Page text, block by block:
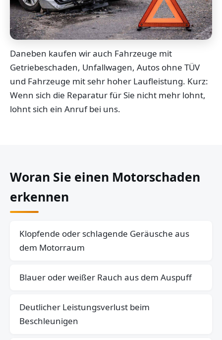
Daneben kaufen wir auch Fahrzeuge mit
Getriebeschaden, Unfallwagen, Autos ohne TÜV
und Fahrzeuge mit sehr hoher Laufleistung. Kurz:
Wenn sich die Reparatur für Sie nicht mehr lohnt,
lohnt sich ein Anruf bei uns.
Woran Sie einen Motorschaden
erkennen
Klopfende oder schlagende Geräusche aus
dem Motorraum
Blauer oder weißer Rauch aus dem Auspuff
Deutlicher Leistungsverlust beim
Beschleunigen